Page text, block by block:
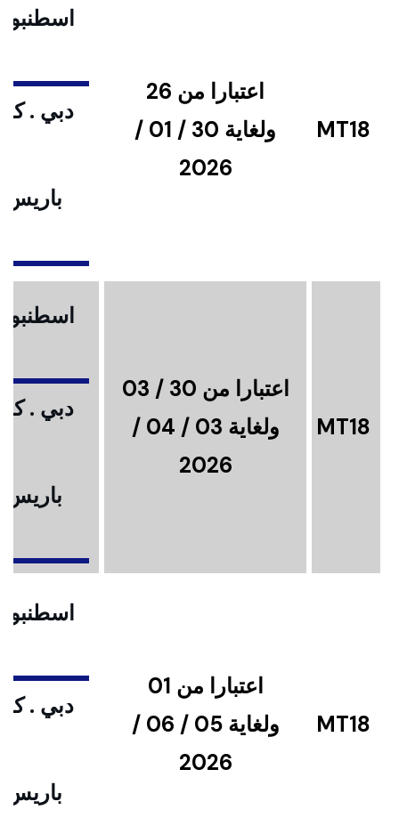
MT18
اعتبارا من 26
ولغاية 30 / 01 /
2026
دبي .
باريس
MT18
اعتبارا من 30 / 03
ولغاية 03 / 04 /
2026
دبي .
باريس
MT18
اعتبارا من 01
ولغاية 05 / 06 /
2026
دبي .
باريس